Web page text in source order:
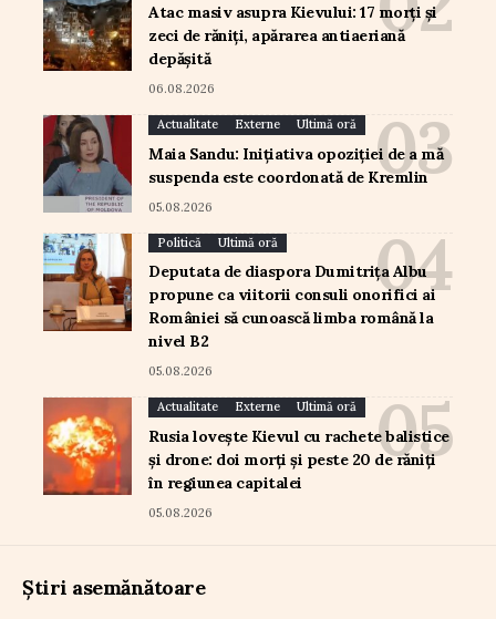
Atac masiv asupra Kievului: 17 morți și
zeci de răniți, apărarea antiaeriană
depășită
06.08.2026
Actualitate Externe Ultimă oră
Maia Sandu: Inițiativa opoziției de a mă
suspenda este coordonată de Kremlin
05.08.2026
Politică Ultimă oră
Deputata de diaspora Dumitrița Albu
propune ca viitorii consuli onorifici ai
României să cunoască limba română la
nivel B2
05.08.2026
Actualitate Externe Ultimă oră
Rusia lovește Kievul cu rachete balistice
și drone: doi morți și peste 20 de răniți
în regiunea capitalei
05.08.2026
Știri asemănătoare